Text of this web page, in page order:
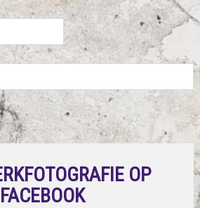
OP
FACEBOOK